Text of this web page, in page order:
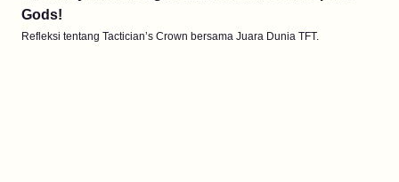
Gods!
Refleksi tentang Tactician’s Crown bersama Juara Dunia TFT.